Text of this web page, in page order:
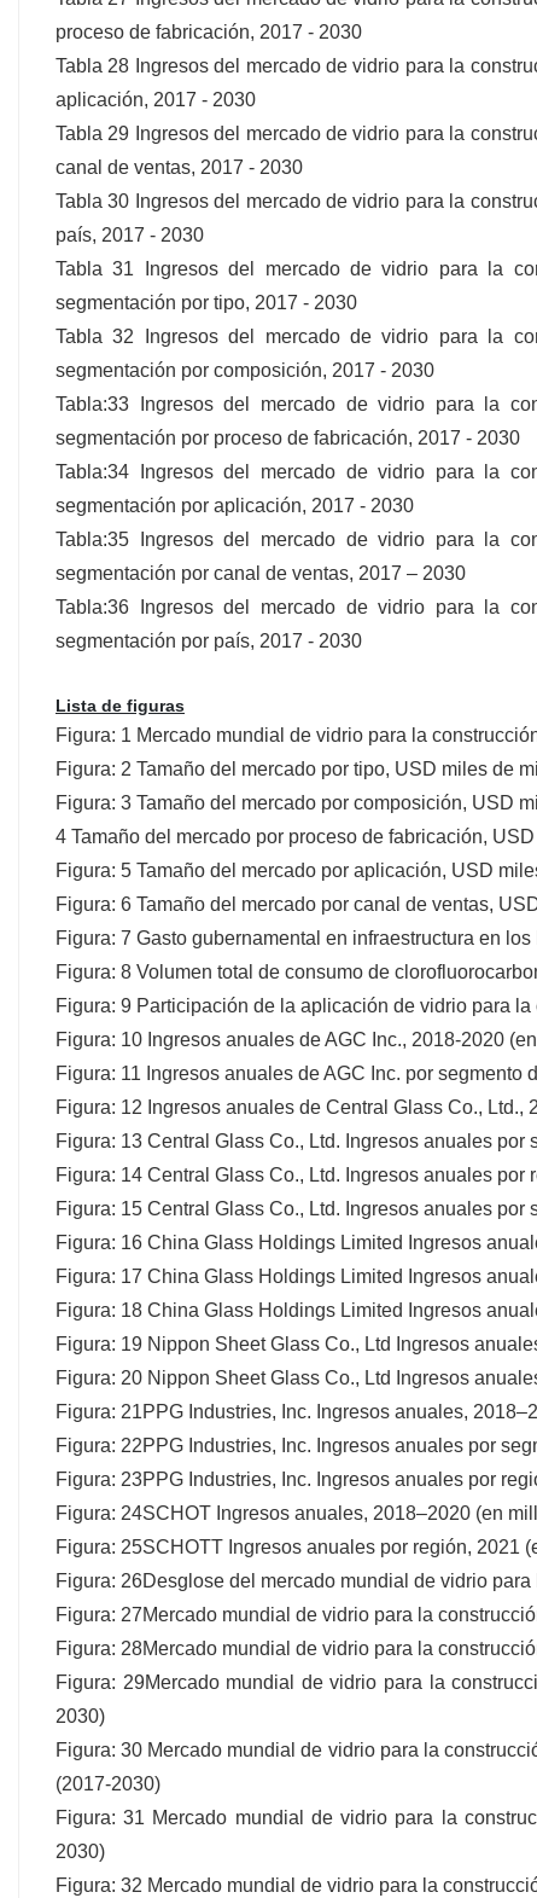
proceso de fabricación, 2017 - 2030
Tabla 28 Ingresos del mercado de vidrio para la
aplicación, 2017 - 2030
Tabla 29 Ingresos del mercado de vidrio para la
canal de ventas, 2017 - 2030
Tabla 30 Ingresos del mercado de vidrio para la
país, 2017 - 2030
Tabla 31 Ingresos del mercado de vidrio para la
segmentación por tipo, 2017 - 2030
Tabla 32 Ingresos del mercado de vidrio para la
segmentación por composición, 2017 - 2030
Tabla:33 Ingresos del mercado de vidrio para la
segmentación por proceso de fabricación, 2017 - 2030
Tabla:34 Ingresos del mercado de vidrio para la
segmentación por aplicación, 2017 - 2030
Tabla:35 Ingresos del mercado de vidrio para la
segmentación por canal de ventas, 2017 – 2030
Tabla:36 Ingresos del mercado de vidrio para la
segmentación por país, 2017 - 2030
Lista de figuras
Figura: 1 Mercado mundial de vidrio para la
Figura: 2 Tamaño del mercado por tipo, USD miles de
Figura: 3 Tamaño del mercado por composición, USD
4 Tamaño del mercado por proceso de fabricación,
Figura: 5 Tamaño del mercado por aplicación, USD
Figura: 6 Tamaño del mercado por canal de ventas,
Figura: 7 Gasto gubernamental en infraestructura en
Figura: 8 Volumen total de consumo de
Figura: 9 Participación de la aplicación de vidrio para
Figura: 10 Ingresos anuales de AGC Inc., 2018-2020
Figura: 11 Ingresos anuales de AGC Inc. por segmento
Figura: 12 Ingresos anuales de Central Glass Co.,
Figura: 13 Central Glass Co., Ltd. Ingresos anuales por
Figura: 14 Central Glass Co., Ltd. Ingresos anuales por
Figura: 15 Central Glass Co., Ltd. Ingresos anuales
Figura: 16 China Glass Holdings Limited Ingresos
Figura: 17 China Glass Holdings Limited Ingresos
Figura: 18 China Glass Holdings Limited Ingresos
Figura: 19 Nippon Sheet Glass Co., Ltd Ingresos
Figura: 20 Nippon Sheet Glass Co., Ltd Ingresos
Figura: 21PPG Industries, Inc. Ingresos anuales,
Figura: 22PPG Industries, Inc. Ingresos anuales por
Figura: 23PPG Industries, Inc. Ingresos anuales por
Figura: 24SCHOT Ingresos anuales, 2018–2020 (en
Figura: 25SCHOTT Ingresos anuales por región, 2021
Figura: 26Desglose del mercado mundial de vidrio
Figura: 27Mercado mundial de vidrio para la
Figura: 28Mercado mundial de vidrio para la
Figura: 29Mercado mundial de vidrio para la
2030)
Figura: 30 Mercado mundial de vidrio para la
(2017-2030)
Figura: 31 Mercado mundial de vidrio para la
2030)
Figura: 32 Mercado mundial de vidrio para la